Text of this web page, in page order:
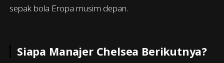
sepak bola Eropa musim depan.
Siapa Manajer Chelsea Berikutnya?